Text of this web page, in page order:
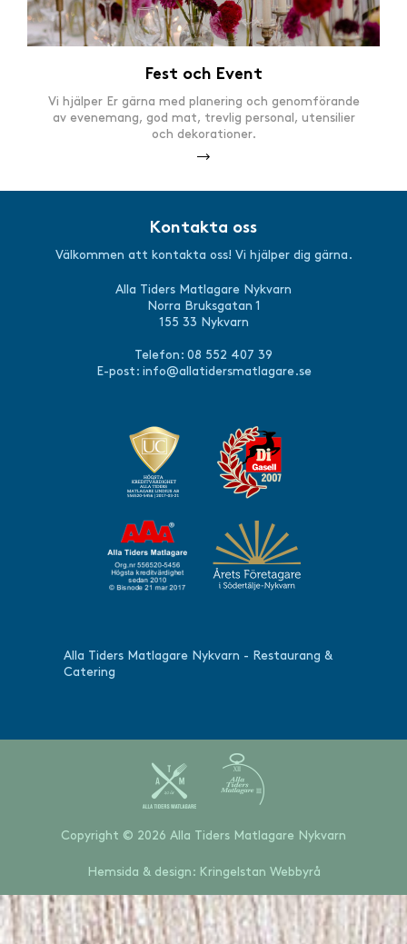
Fest och Event
Vi hjälper Er gärna med planering och genomförande
av evenemang, god mat, trevlig personal, utensilier
och dekorationer.
Kontakta oss
Välkommen att kontakta oss! Vi hjälper dig gärna.
Alla Tiders Matlagare Nykvarn
Norra Bruksgatan 1
155 33 Nykvarn
Telefon: 08 552 407 39
E-post: info@allatidersmatlagare.se
Alla Tiders Matlagare Nykvarn - Restaurang &
Catering
Copyright © 2026 Alla Tiders Matlagare Nykvarn
Hemsida & design: Kringelstan Webbyrå